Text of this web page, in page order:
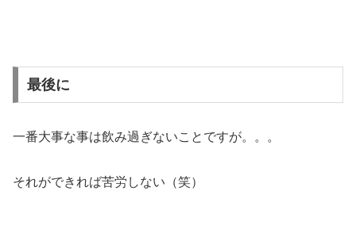
最後に
一番大事な事は飲み過ぎないことですが。。。
それができれば苦労しない（笑）